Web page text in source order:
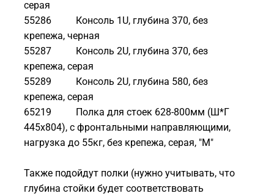
серая
55286 Консоль 1U, глубина 370, без
крепежа, черная
55287 Консоль 2U, глубина 370, без
крепежа, серая
55289 Консоль 2U, глубина 580, без
крепежа, серая
65219 Полка для стоек 628-800мм (Ш*Г
445x804), с фронтальными направляющими,
нагрузка до 55кг, без крепежа, серая, "М"
Также подойдут полки (нужно учитывать, что
глубина стойки будет соответствовать